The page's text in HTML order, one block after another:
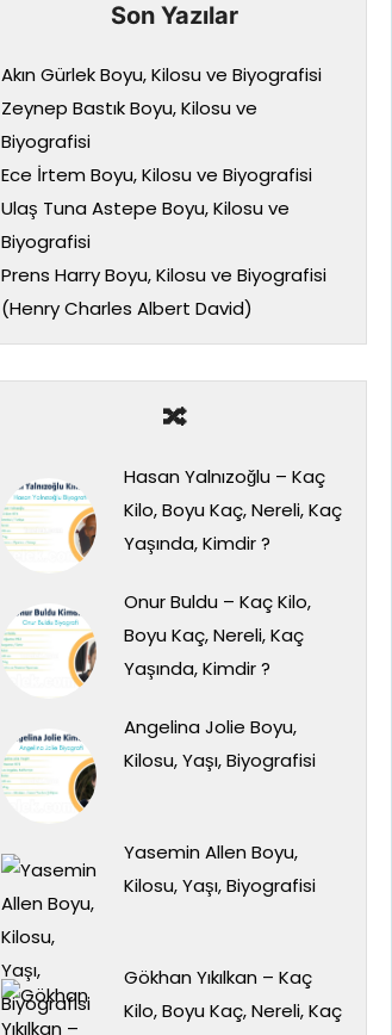
Son Yazılar
Akın Gürlek Boyu, Kilosu ve Biyografisi
Zeynep Bastık Boyu, Kilosu ve
Biyografisi
Ece İrtem Boyu, Kilosu ve Biyografisi
Ulaş Tuna Astepe Boyu, Kilosu ve
Biyografisi
Prens Harry Boyu, Kilosu ve Biyografisi
(Henry Charles Albert David)
🔀
Hasan Yalnızoğlu – Kaç
Kilo, Boyu Kaç, Nereli, Kaç
Yaşında, Kimdir ?
Onur Buldu – Kaç Kilo,
Boyu Kaç, Nereli, Kaç
Yaşında, Kimdir ?
Angelina Jolie Boyu,
Kilosu, Yaşı, Biyografisi
Yasemin Allen Boyu,
Kilosu, Yaşı, Biyografisi
Gökhan Yıkılkan – Kaç
Kilo, Boyu Kaç, Nereli, Kaç